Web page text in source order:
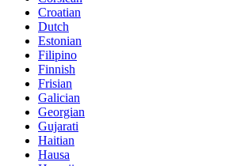
Croatian
Dutch
Estonian
Filipino
Finnish
Frisian
Galician
Georgian
Gujarati
Haitian
Hausa